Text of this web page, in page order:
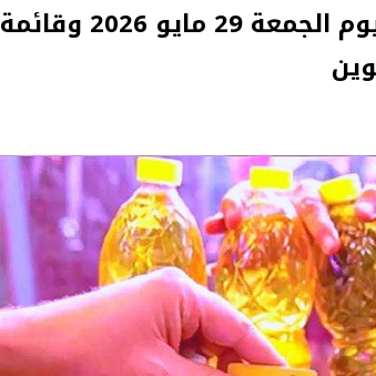
أسعار السلع التموينية اليوم الجمعة 29 مايو 2026 وقائمة